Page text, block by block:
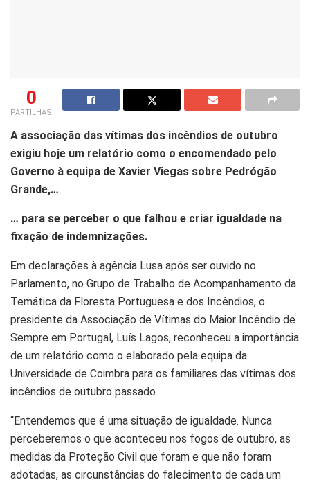
0
PARTILHAS
A associação das vítimas dos incêndios de outubro
exigiu hoje um relatório como o encomendado pelo
Governo à equipa de Xavier Viegas sobre Pedrógão
Grande,…
… para se perceber o que falhou e criar igualdade na
fixação de indemnizações.
Em declarações à agência Lusa após ser ouvido no
Parlamento, no Grupo de Trabalho de Acompanhamento da
Temática da Floresta Portuguesa e dos Incêndios, o
presidente da Associação de Vítimas do Maior Incêndio de
Sempre em Portugal, Luís Lagos, reconheceu a importância
de um relatório como o elaborado pela equipa da
Universidade de Coimbra para os familiares das vítimas dos
incêndios de outubro passado.
“Entendemos que é uma situação de igualdade. Nunca
perceberemos o que aconteceu nos fogos de outubro, as
medidas da Proteção Civil que foram e que não foram
adotadas, as circunstâncias do falecimento de cada um